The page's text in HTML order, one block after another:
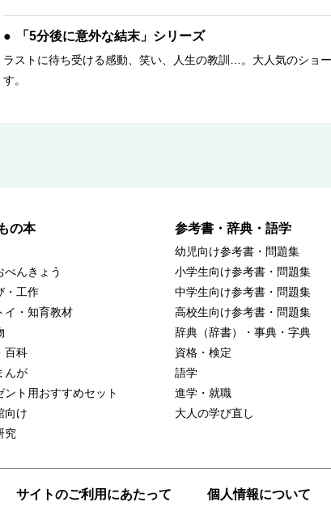
「5分後に意外な結末」シリーズ
ラストに待ち受ける感動、笑い、人生の教訓…。大人気のシ
す。
の本
べんきょう
・工作
イ・知育教材
百科
んが
ント用おすすめセット
向け
究
参考書・辞典・語学
幼児向け参考書・問題集
小学生向け参考書・問題集
中学生向け参考書・問題集
高校生向け参考書・問題集
辞典（辞書）・事典・字典
資格・検定
語学
進学・就職
大人の学び直し
サイトのご利用にあたって 個人情報について